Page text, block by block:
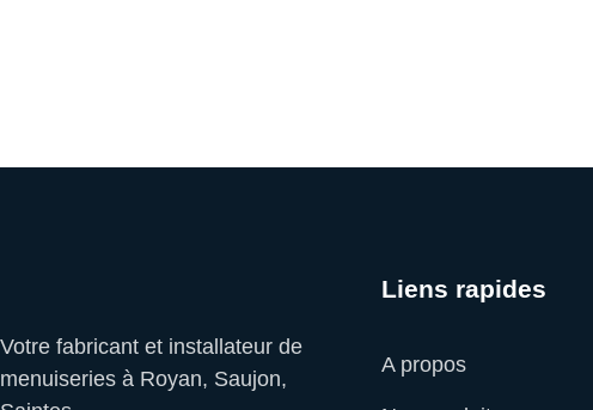
Votre fabricant et installateur de
menuiseries à Royan, Saujon,
Liens rapides
A propos